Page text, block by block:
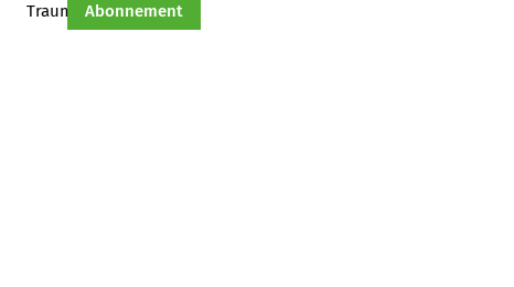
Traumtraktor Hof-Management
Abonnement